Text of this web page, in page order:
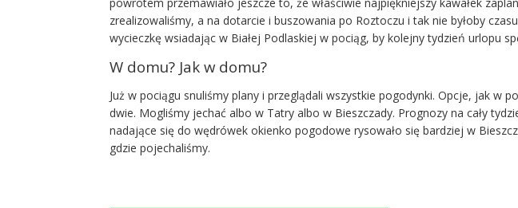
zrealizowaliśmy, a na dotarcie i buszowania po Roztoczu i tak nie byłoby
wycieczkę wsiadając w Białej Podlaskiej w pociąg, by kolejny tydzień urlopu
W domu? Jak w domu?
Już w pociągu snuliśmy plany i przeglądali wszystkie pogodynki. Opcje, jak w
dwie. Mogliśmy jechać albo w Tatry albo w Bieszczady. Prognozy na cały
nadające się do wędrówek okienko pogodowe rysowało się bardziej w
gdzie pojechaliśmy.